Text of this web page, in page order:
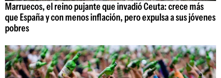
Marruecos, el reino pujante que invadió Ceuta: crece más
que España y con menos inflación, pero expulsa a sus jóvenes
pobres